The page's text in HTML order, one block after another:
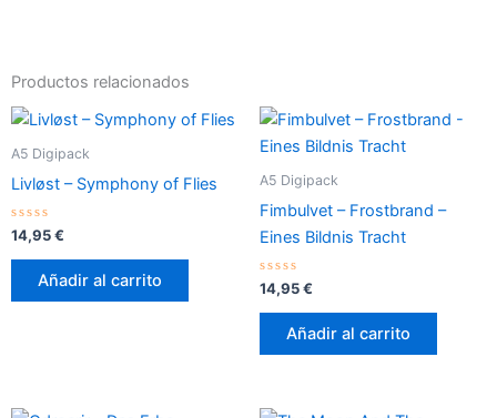
Productos relacionados
A5 Digipack
Livløst – Symphony of Flies
Valorado
con
0
14,95€
Añadir al carrito
A5 Digipack
Fimbulvet – Frostbrand –
Eines Bildnis Tracht
Valorado
con
0
14,95€
Añadir al carrito